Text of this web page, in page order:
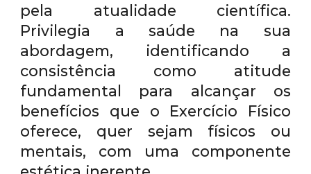
pela atualidade científica.
Privilegia a saúde na sua
abordagem, identificando a
consistência como atitude
fundamental para alcançar os
benefícios que o Exercício Físico
oferece, quer sejam físicos ou
mentais, com uma componente